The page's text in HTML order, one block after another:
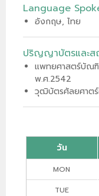
Language
อังกฤษ, ไทย
ปริญญาบัตรและส
แพทยศาสตร์บัณฑิ
พ.ศ.2542
วุฒิบัตรศัลยศาต
วัน
MON
TUE